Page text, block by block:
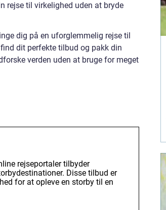
rejse til virkelighed uden at bryde
dig på en uforglemmelig rejse til
dit perfekte tilbud og pakk din
verden uden at bruge for meget
rejseportaler tilbyder
Disse tilbud er
for at opleve en storby til en